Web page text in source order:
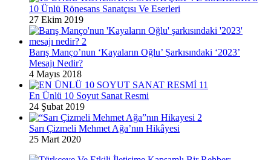
10 Ünlü Rönesans Sanatçısı Ve Eserleri
27 Ekim 2019
Barış Manço’nun ‘Kayaların Oğlu’ Şarkısındaki ‘2023’
Mesajı Nedir?
4 Mayıs 2018
En Ünlü 10 Soyut Sanat Resmi
24 Şubat 2019
Sarı Çizmeli Mehmet Ağa’nın Hikâyesi
25 Mart 2020